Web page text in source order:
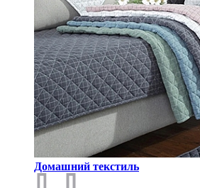
Домашний текстиль